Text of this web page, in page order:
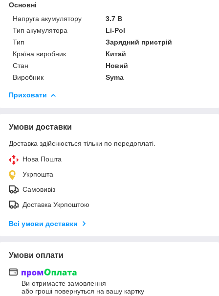
Основні
Напруга акумулятору
3.7 В
Тип акумулятора
Li-Pol
Тип
Зарядний пристрій
Країна виробник
Китай
Стан
Новий
Виробник
Syma
Приховати
Умови доставки
Доставка здійснюється тільки по передоплаті.
Нова Пошта
Укрпошта
Самовивіз
Доставка Укрпоштою
Всі умови доставки
Умови оплати
Ви отримаєте замовлення
або гроші повернуться на вашу картку